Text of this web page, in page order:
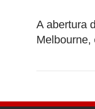
A abertura
Melbourne,